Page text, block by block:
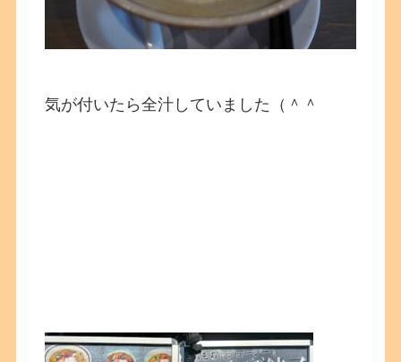
気が付いたら全汁していました（＾＾